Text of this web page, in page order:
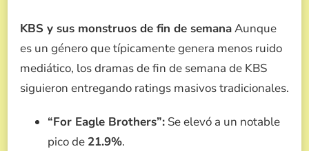
KBS y sus monstruos de fin de semanaAunque
es un género que típicamente genera menos ruido
mediático, los dramas de fin de semana de KBS
siguieron entregando ratings masivos tradicionales.
“For Eagle Brothers”: Se elevó a un notable
pico de 21.9%.